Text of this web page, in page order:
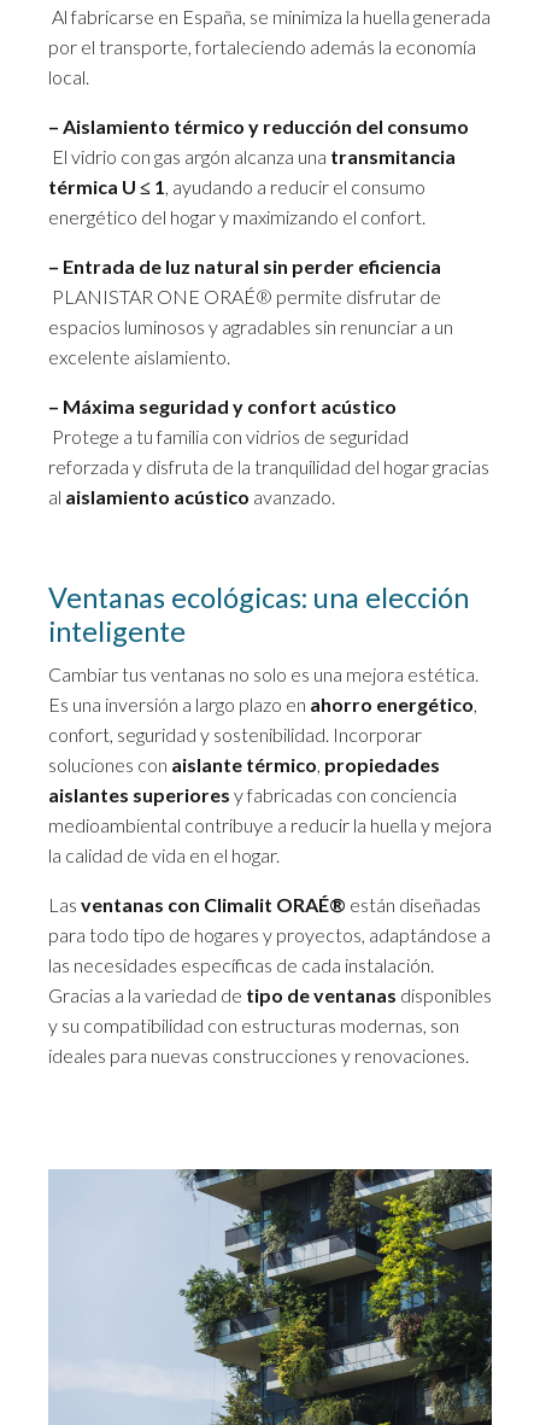
Al fabricarse en España, se minimiza la huella generada
por el transporte, fortaleciendo además la economía
local.
– Aislamiento térmico y reducción del consumo
El vidrio con gas argón alcanza una transmitancia
térmica U ≤ 1, ayudando a reducir el consumo
energético del hogar y maximizando el confort.
– Entrada de luz natural sin perder eficiencia
PLANISTAR ONE ORAÉ® permite disfrutar de
espacios luminosos y agradables sin renunciar a un
excelente aislamiento.
– Máxima seguridad y confort acústico
Protege a tu familia con vidrios de seguridad
reforzada y disfruta de la tranquilidad del hogar gracias
al aislamiento acústico avanzado.
Ventanas ecológicas: una elección
inteligente
Cambiar tus ventanas no solo es una mejora estética.
Es una inversión a largo plazo en ahorro energético,
confort, seguridad y sostenibilidad. Incorporar
soluciones con aislante térmico, propiedades
aislantes superiores y fabricadas con conciencia
medioambiental contribuye a reducir la huella y mejora
la calidad de vida en el hogar.
Las ventanas con Climalit ORAÉ® están diseñadas
para todo tipo de hogares y proyectos, adaptándose a
las necesidades específicas de cada instalación.
Gracias a la variedad de tipo de ventanas disponibles
y su compatibilidad con estructuras modernas, son
ideales para nuevas construcciones y renovaciones.